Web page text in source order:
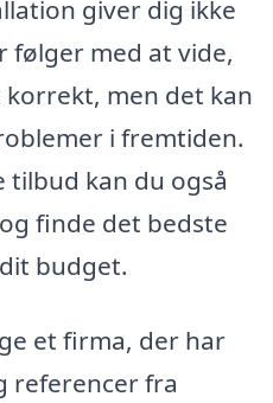
giver dig ikke
følger med at vide,
men det kan
i fremtiden.
tilbud kan du også
finde det bedste
budget.
et firma, der har
referencer fra